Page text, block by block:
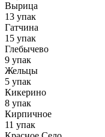
Вырица
13 упак
Гатчина
15 упак
Глебычево
9 упак
Жельцы
5 упак
Кикерино
8 упак
Кирпичное
11 упак